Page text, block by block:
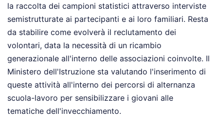
la raccolta dei campioni statistici attraverso interviste
semistrutturate ai partecipanti e ai loro familiari. Resta
da stabilire come evolverà il reclutamento dei
volontari, data la necessità di un ricambio
generazionale all'interno delle associazioni coinvolte. Il
Ministero dell'Istruzione sta valutando l'inserimento di
queste attività all'interno dei percorsi di alternanza
scuola-lavoro per sensibilizzare i giovani alle
tematiche dell'invecchiamento.